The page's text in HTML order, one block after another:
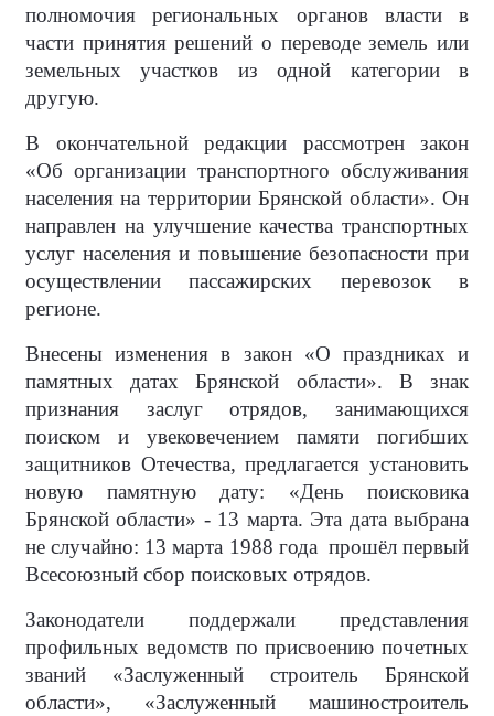
полномочия региональных органов власти в
части принятия решений о переводе земель или
земельных участков из одной категории в
другую.
В окончательной редакции рассмотрен закон
«Об организации транспортного обслуживания
населения на территории Брянской области». Он
направлен на улучшение качества транспортных
услуг населения и повышение безопасности при
осуществлении пассажирских перевозок в
регионе.
Внесены изменения в закон «О праздниках и
памятных датах Брянской области». В знак
признания заслуг отрядов, занимающихся
поиском и увековечением памяти погибших
защитников Отечества, предлагается установить
новую памятную дату: «День поисковика
Брянской области» - 13 марта. Эта дата выбрана
не случайно: 13 марта 1988 года прошёл первый
Всесоюзный сбор поисковых отрядов.
Законодатели поддержали представления
профильных ведомств по присвоению почетных
званий «Заслуженный строитель Брянской
области», «Заслуженный машиностроитель